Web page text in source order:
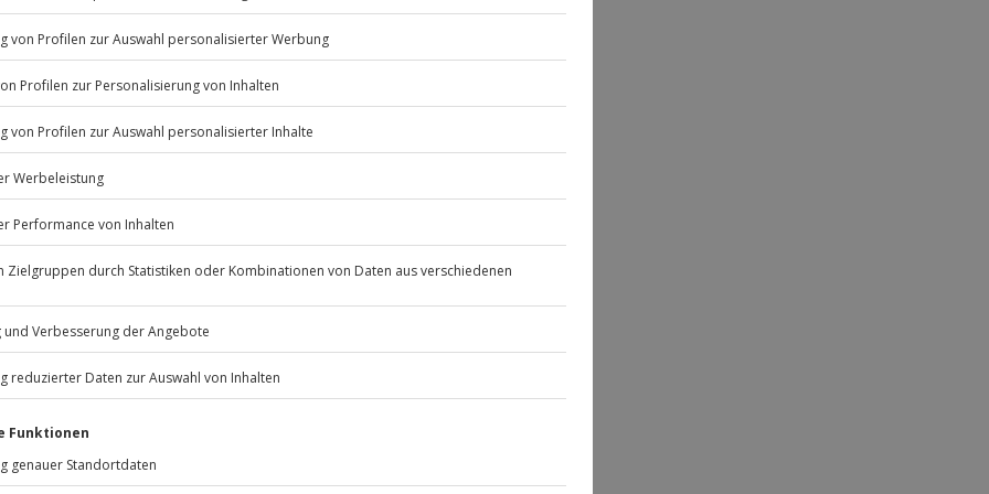
Terminen verfügbar
nicht möglich
es wird die Mitnahme
© OpenStreetMaps
Jochen Schweizer
GmbH
81671
München
außer an bundesweiten